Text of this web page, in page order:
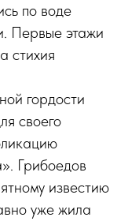
по воде
Первые этажи
стихия
гордости
своего
Грибоедов
известию
уже жила